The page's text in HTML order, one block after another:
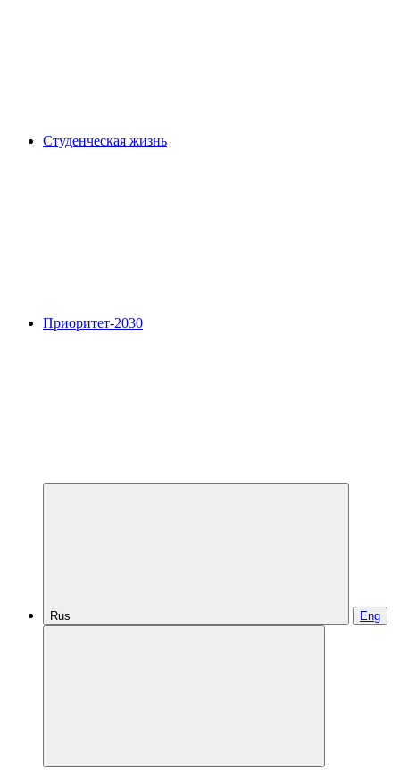
Студенческая жизнь
Приоритет-2030
Rus Eng